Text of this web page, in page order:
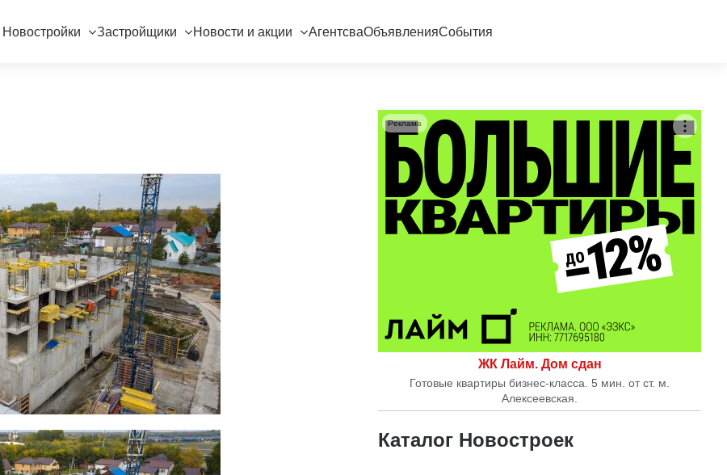
Новостройки Застройщики Новости и акции АгентсваОбъявленияСобытия
ЖК Лайм. Дом сдан
Готовые квартиры бизнес-класса. 5 мин. от ст. м.
Алексеевская.
Реклама
Каталог Новостроек